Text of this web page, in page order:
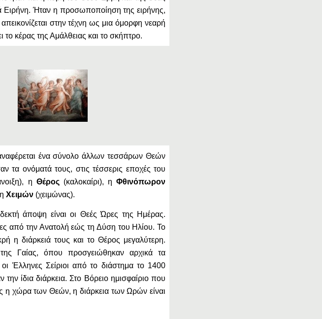
Ειρήνη. Ήταν η προσωποποίηση της ειρήνης,
στην τέχνη ως μια όμορφη νεαρή
το κέρας της Αμάλθειας και το σκήπτρο.
ένα σύνολο άλλων τεσσάρων Θεών
τα ονόματά τους, στις τέσσερις εποχές του
η Θέρος (καλοκαίρι), ηΦθινόπωρον
Χειμών (χειμώνας).
άποψη είναι οι Θεές Ώρες της Ημέρας.
από την Ανατολή εώς τη Δύση του Ηλίου. Το
η διάρκειά τους και το Θέρος μεγαλύτερη.
της Γαίας, όπου προσγειώθηκαν αρχικά τα
οι Έλληνες Σείριοι από το διάστημα το 1400
την ίδια διάρκεια. Στο Βόρειο ημισφαίριο που
η χώρα των Θεών, η διάρκεια των Ωρών είναι